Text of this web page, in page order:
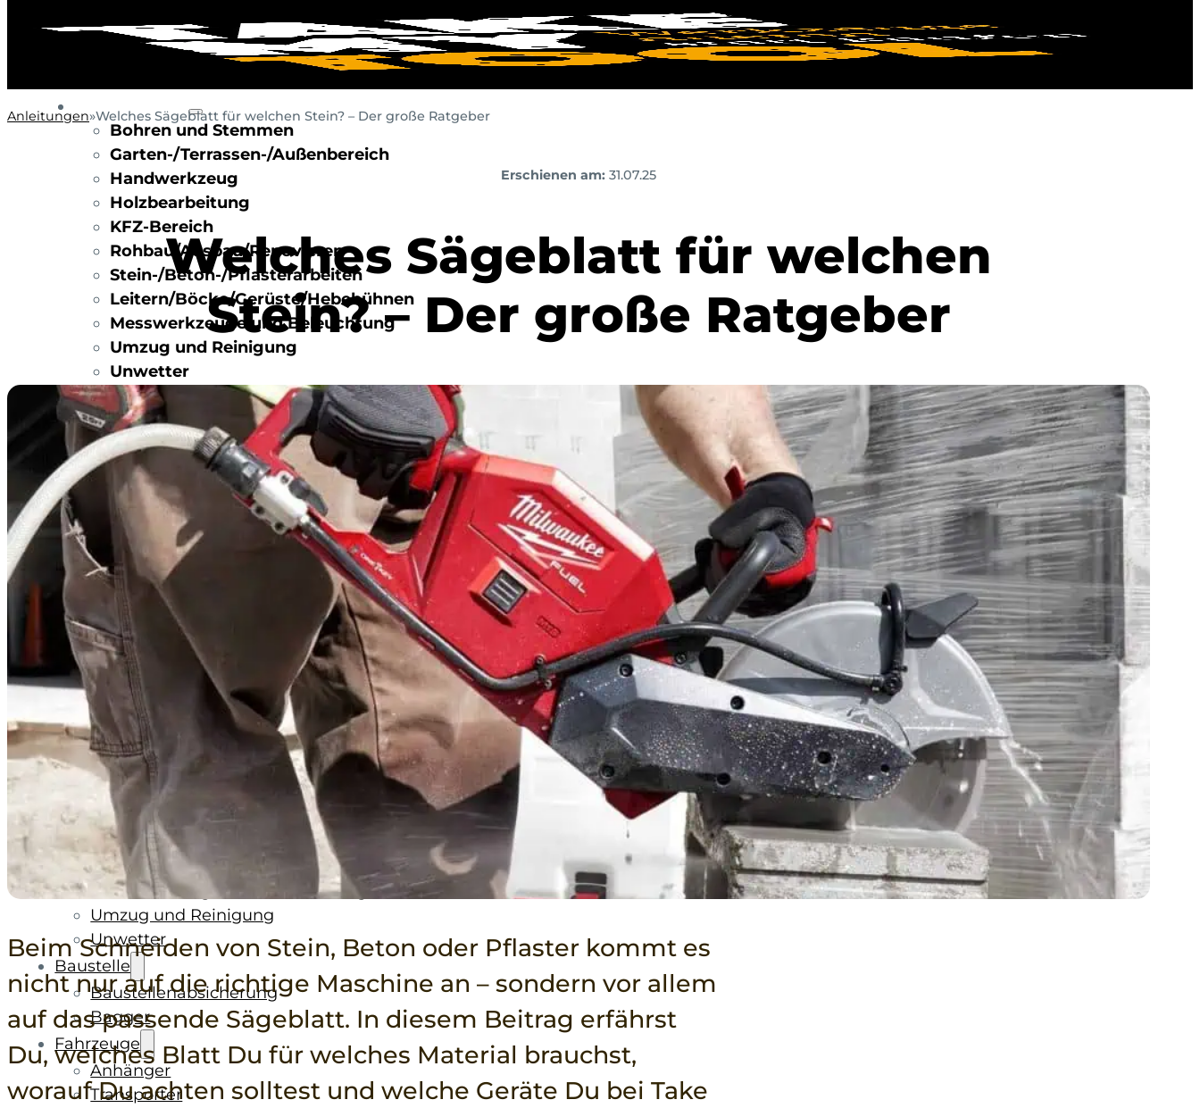
WERKZEUGE
Bohren und Stemmen
Garten-/Terrassen-/Außenbereich
Handwerkzeug
Holzbearbeitung
KFZ-Bereich
Rohbau/Ausbau/Renovieren
Stein-/Beton-/Pflasterarbeiten
Leitern/Böcke/Gerüste/Hebebühnen
Messwerkzeuge und Beleuchtung
Umzug und Reinigung
Unwetter
BAUSTELLE
Baustellenabsicherung
Bagger
FAHRZEUGE
Anhänger
Transporter
Bagger
RATGEBER
KONTAKT
Werkzeuge
Bohren und Stemmen
Garten-/Terrassen-/Außenbereich
Handwerkzeug
Holzbearbeitung
KFZ-Bereich
Rohbau/Ausbau/Renovieren
Stein-/Beton-/Pflasterarbeiten
Leitern/Böcke/Gerüste/Hebebühnen
Messwerkzeuge und Beleuchtung
Umzug und Reinigung
Unwetter
Baustelle
Baustellenabsicherung
Bagger
Fahrzeuge
Anhänger
Transporter
Anleitungen»Welches Sägeblatt für welchen Stein? – Der große Ratgeber
Erschienen am: 31.07.25
Welches Sägeblatt für welchen
Stein? – Der große Ratgeber
Beim Schneiden von Stein, Beton oder Pflaster kommt es
nicht nur auf die richtige Maschine an – sondern vor allem
auf das passende Sägeblatt. In diesem Beitrag erfährst
Du, welches Blatt Du für welches Material brauchst,
worauf Du achten solltest und welche Geräte Du bei Take